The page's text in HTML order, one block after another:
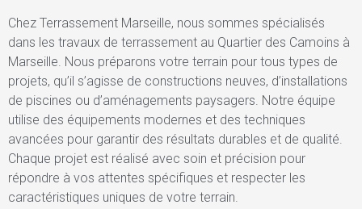
Chez Terrassement Marseille, nous sommes spécialisés
dans les travaux de terrassement au Quartier des Camoins à
Marseille. Nous préparons votre terrain pour tous types de
projets, qu’il s’agisse de constructions neuves, d’installations
de piscines ou d’aménagements paysagers. Notre équipe
utilise des équipements modernes et des techniques
avancées pour garantir des résultats durables et de qualité.
Chaque projet est réalisé avec soin et précision pour
répondre à vos attentes spécifiques et respecter les
caractéristiques uniques de votre terrain.